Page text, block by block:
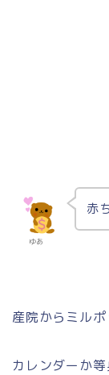
ゆあ
赤
産院からミル
カレンダーか